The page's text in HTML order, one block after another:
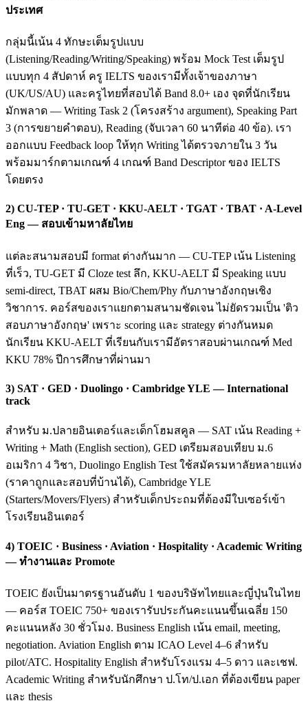
ประเทศ
กลุ่มนี้เน้น 4 ทักษะเต็มรูปแบบ
(Listening/Reading/Writing/Speaking) พร้อม Mock Test เต็มรูป
แบบทุก 4 สัปดาห์ ครู IELTS ของเรามีทั้งเจ้าของภาษา
(UK/US/AU) และครูไทยที่สอบได้ Band 8.0+ เอง จุดที่นักเรียน
มักพลาด — Writing Task 2 (โครงสร้าง argument), Speaking Part
3 (การขยายคำตอบ), Reading (จับเวลา 60 นาทีต่อ 40 ข้อ). เรา
ออกแบบ Feedback loop ให้ทุก Writing ได้ตรวจภายใน 3 วัน
พร้อมมาร์กตามเกณฑ์ 4 เกณฑ์ Band Descriptor ของ IELTS
โดยตรง
2) CU-TEP · TU-GET · KKU-AELT · TGAT · TBAT · A-Level
Eng — สอบเข้ามหาลัยไทย
แต่ละสนามสอบมี format ต่างกันมาก — CU-TEP เน้น Listening
ที่เร็ว, TU-GET มี Cloze test ลึก, KKU-AELT มี Speaking แบบ
semi-direct, TBAT ผสม Bio/Chem/Phy กับภาษาอังกฤษเชิง
วิชาการ. คอร์สของเราแยกตามสนามชัดเจน ไม่ยัดรวมเป็น 'ติว
สอบภาษาอังกฤษ' เพราะ scoring และ strategy ต่างกันหมด
นักเรียน KKU-AELT ที่เรียนกับเรามีอัตราสอบผ่านเกณฑ์ Med
KKU 78% ปีการศึกษาที่ผ่านมา
3) SAT · GED · Duolingo · Cambridge YLE — International
track
สำหรับ ม.ปลายอินเตอร์และเด็กโฮมสคูล — SAT เน้น Reading +
Writing + Math (English section), GED เตรียมสอบเทียบ ม.6
อเมริกา 4 วิชา, Duolingo English Test ใช้สมัครมหาลัยหลายแห่ง
(ราคาถูกและสอบที่บ้านได้), Cambridge YLE
(Starters/Movers/Flyers) สำหรับเด็กประถมที่ต้องมีใบเซอร์เข้า
โรงเรียนอินเตอร์
4) TOEIC · Business · Aviation · Hospitality · Academic Writing
— ทำงานและ Promote
TOEIC ยังเป็นมาตรฐานอันดับ 1 ของบริษัทไทยและญี่ปุ่นในไทย
— คอร์ส TOEIC 750+ ของเรารับประกันคะแนนขึ้นเฉลี่ย 150
คะแนนหลัง 30 ชั่วโมง. Business English เน้น email, meeting,
negotiation. Aviation English ตาม ICAO Level 4–6 สำหรับ
pilot/ATC. Hospitality English สำหรับโรงแรม 4–5 ดาว และเชฟ.
Academic Writing สำหรับนักศึกษา ป.โท/ป.เอก ที่ต้องเขียน paper
และ thesis